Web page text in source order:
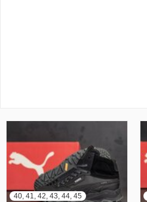
40, 41, 42, 43, 44, 45